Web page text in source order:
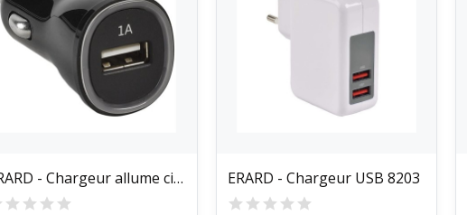
ERARD - Chargeur allume cigare - 728330 ERARD - Chargeur USB 8203